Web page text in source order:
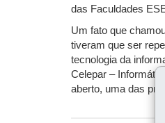
das Faculdades
Um fato que
tiveram que ser
tecnologia da
Celepar –
aberto, uma das